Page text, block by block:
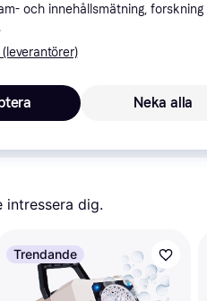
dig.
Trendande
och innehållsmätning,
Neka alla